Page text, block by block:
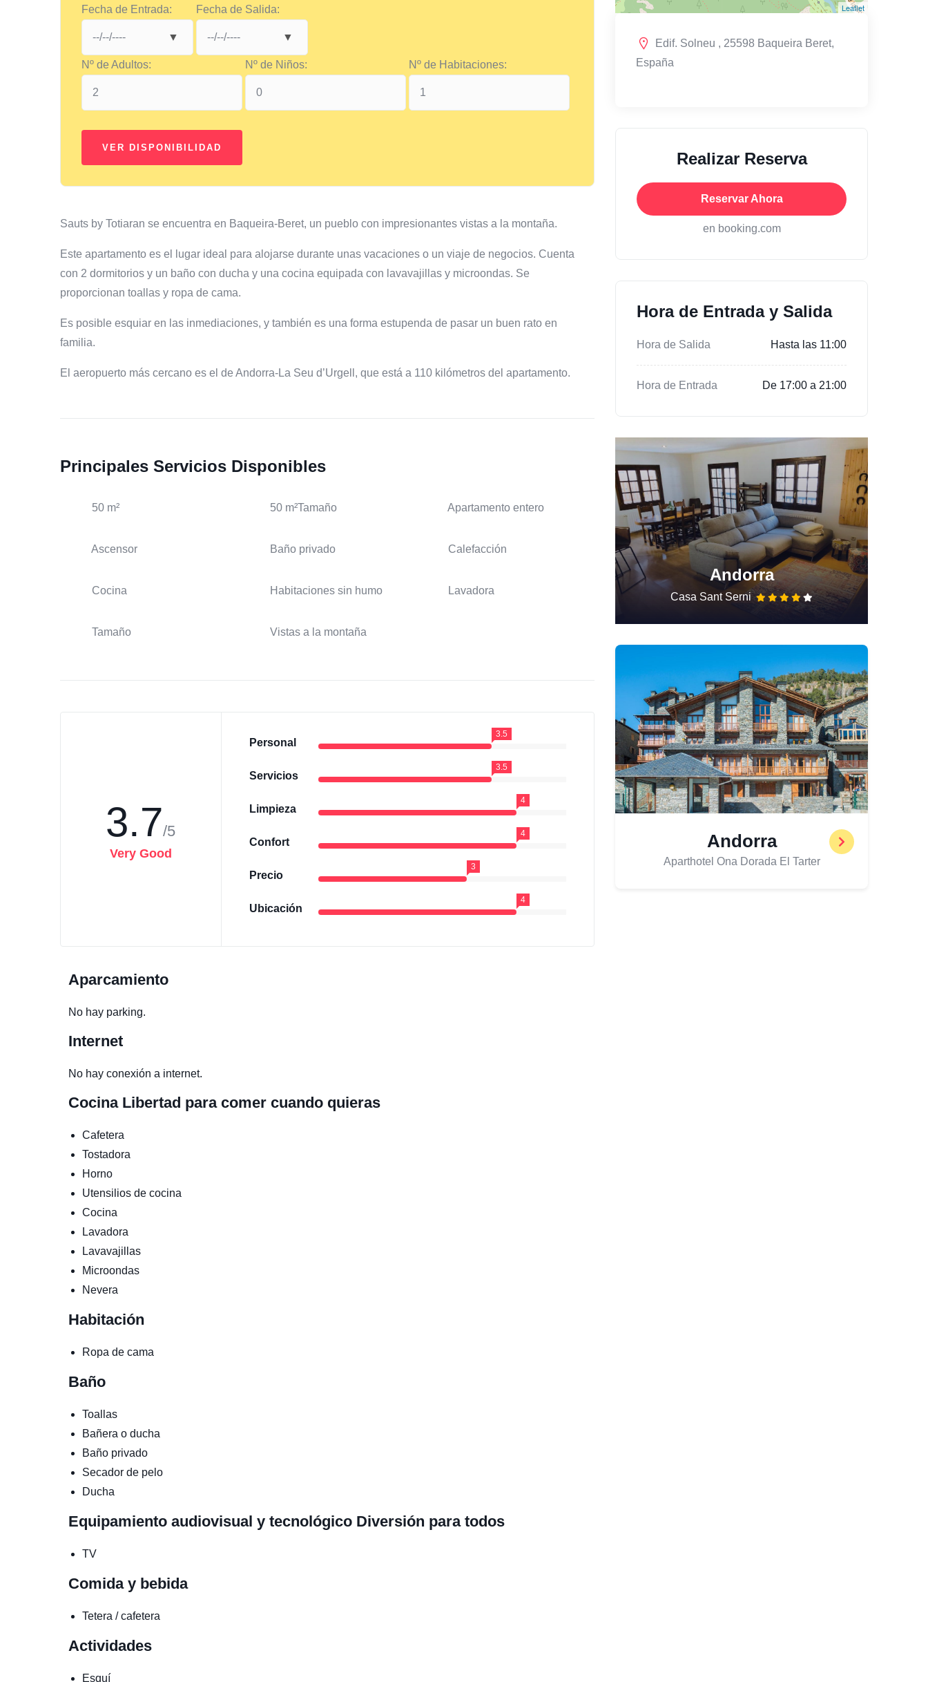
Fecha de Entrada: Fecha de Salida:
Nº de Adultos: Nº de Niños: Nº de Habitaciones:
Sauts by Totiaran se encuentra en Baqueira-Beret, un pueblo con impresionantes vistas a la montaña.
Este apartamento es el lugar ideal para alojarse durante unas vacaciones o un viaje de negocios. Cuenta
con 2 dormitorios y un baño con ducha y una cocina equipada con lavavajillas y microondas. Se
proporcionan toallas y ropa de cama.
Es posible esquiar en las inmediaciones, y también es una forma estupenda de pasar un buen rato en
familia.
El aeropuerto más cercano es el de Andorra-La Seu d’Urgell, que está a 110 kilómetros del apartamento.
Principales Servicios Disponibles
50 m² 50 m²Tamaño Apartamento entero
Ascensor Baño privado Calefacción
Cocina Habitaciones sin humo Lavadora
Tamaño Vistas a la montaña
3.7/5
Very Good
Personal
3.5
Servicios
3.5
Limpieza
4
Confort
4
Precio
3
Ubicación
4
Aparcamiento
No hay parking.
Internet
No hay conexión a internet.
Cocina Libertad para comer cuando quieras
Cafetera
Tostadora
Horno
Utensilios de cocina
Cocina
Lavadora
Lavavajillas
Microondas
Nevera
Habitación
Ropa de cama
Baño
Toallas
Bañera o ducha
Baño privado
Secador de pelo
Ducha
Equipamiento audiovisual y tecnológico Diversión para todos
TV
Comida y bebida
Tetera / cafetera
Actividades
Esquí
Leaflet
Edif. Solneu , 25598 Baqueira Beret,
España
Realizar Reserva
Reservar Ahora
en booking.com
Hora de Entrada y Salida
Hora de Salida Hasta las 11:00
Hora de Entrada De 17:00 a 21:00
Andorra
Casa Sant Serni
Andorra
Aparthotel Ona Dorada El Tarter